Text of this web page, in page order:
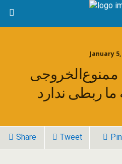
January 5,
ممنوع‌الخروجی
ربطی ندارد
Share Tweet Pin